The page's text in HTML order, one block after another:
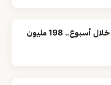
بقيمة تجاوزت 11 مليار ريال خلال أسبوع.. 198 مليون